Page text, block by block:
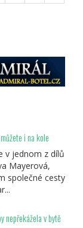
i na kole
v jednom z dílů
Mayerová,
společné cesty
nepřekážela v bytě